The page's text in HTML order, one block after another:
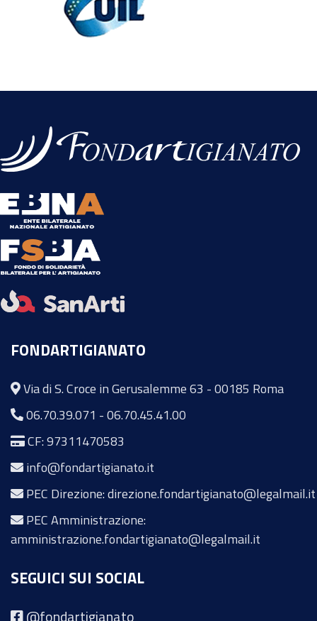
FONDARTIGIANATO
Via di S. Croce in Gerusalemme 63 - 00185 Roma
06.70.39.071 -06.70.45.41.00
CF: 97311470583
info@fondartigianato.it
PEC Direzione: direzione.fondartigianato@legalmail.it
PEC Amministrazione:
amministrazione.fondartigianato@legalmail.it
SEGUICI SUI SOCIAL
@fondartigianato